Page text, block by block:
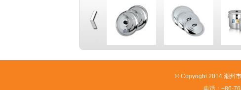
© Copyright 2014 潮州
电话：+86-